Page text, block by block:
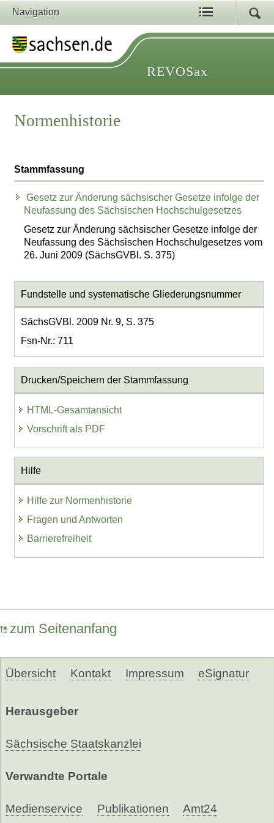
Navigation
REVOSax
Normenhistorie
Stammfassung
Gesetz zur Änderung sächsischer Gesetze infolge der
Neufassung des Sächsischen Hochschulgesetzes
Gesetz zur Änderung sächsischer Gesetze infolge der
Neufassung des Sächsischen Hochschulgesetzes vom
26. Juni 2009 (SächsGVBl. S. 375)
Fundstelle und systematische Gliederungsnummer
SächsGVBl. 2009 Nr. 9, S. 375
Fsn-Nr.: 711
Drucken/Speichern der Stammfassung
HTML-Gesamtansicht
Vorschrift als PDF
Hilfe
Hilfe zur Normenhistorie
Fragen und Antworten
Barrierefreiheit
zum Seitenanfang
Übersicht Kontakt Impressum eSignatur
Herausgeber
Sächsische Staatskanzlei
Verwandte Portale
Medienservice Publikationen Amt24